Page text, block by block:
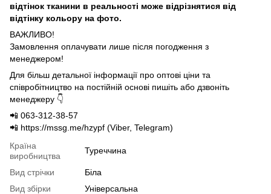
відтінок тканини в реальності може відрізнятися від
відтінку кольору на фото.
ВАЖЛИВО!
Замовлення оплачувати лише після погодження з
менеджером!
Для більш детальної інформації про оптові ціни та
співробітництво на постійній основі пишіть або дзвоніть
менеджеру 👇
📲 063-312-38-57
📲 https://mssg.me/hzypf (Viber, Telegram)
Країна
виробництва
Туреччина
Вид стрічки
Біла
Вид збірки
Універсальна